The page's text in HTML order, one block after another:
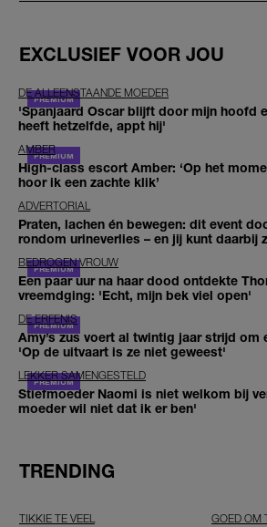
EXCLUSIEF VOOR JOU
DE ALLEENSTAANDE MOEDER
'Spanjaard Oscar blijft door mijn hoofd
heeft hetzelfde, appt hij'
AMBER
High-class escort Amber: ‘Op het
hoor ik een zachte klik’
ADVERTORIAL
Praten, lachen én bewegen: dit event
rondom urineverlies – en jij kunt daarbij
BEDROGEN VROUW
Een paar uur na haar dood ontdekte
vreemdging: 'Echt, mijn bek viel open'
DE ERFENIS
Amy’s zus voert al twintig jaar strijd om
'Op de uitvaart is ze niet geweest'
LEKKER SAMENGESTELD
Stiefmoeder Naomi is niet welkom bij
moeder wil niet dat ik er ben'
TRENDING
TIKKIE TE VEEL GOED OM